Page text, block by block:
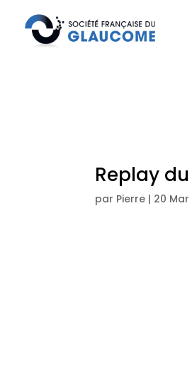
Replay
par Pierre | 20 Mar